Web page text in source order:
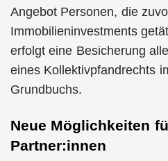
Angebot Personen, die
Immobilieninvestments
erfolgt eine Besicherung
eines Kollektivpfandrechts
Grundbuchs.
Neue Möglichkeiten
Partner:innen